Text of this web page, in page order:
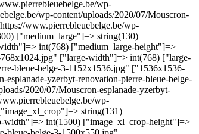
wp-
wp-content/uploads/2020/07/Mouscron-
www.pierrebleuebelge.be/wp-
["medium_large"]=> string(130)
int(768) ["medium_large-height"]=>
768x1024.jpg" ["large-width"]=> int(768) ["large-
bleue-belge-3-1152x1536.jpg" ["1536x1536-
yzerbyt-renovation-pierre-bleue-belge-
2020/07/Mouscron-esplanade-yzerbyt-
wp-
string(131)
width"]=> int(1500) ["image_xl_crop-height"]=>